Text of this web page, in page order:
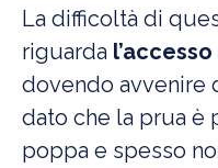
La difficoltà di
riguarda
dovendo avvenire
dato che la prua è
poppa e spesso